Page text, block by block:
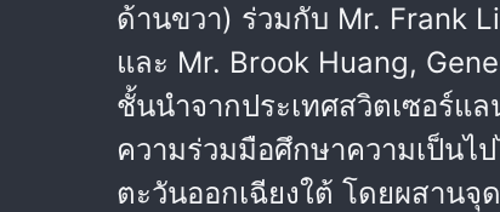
ด้านขวา) ร่วมกับ Mr. Frank
และ Mr. Brook Huang,
ชั้นนำจากประเทศสวิตเซอร์
ความร่วมมือศึกษาความเป็นไ
ตะวันออกเฉียงใต้ โดยผสานจุ